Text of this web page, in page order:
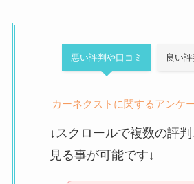
悪い評判や口コミ 良い
カーネクストに関するアンケ
↓スクロールで複数の評
見る事が可能です↓